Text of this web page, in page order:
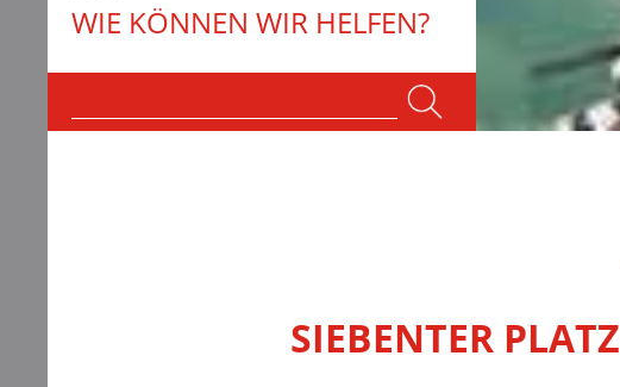
WIE KÖNNEN WIR HELFEN?
SIEBENTER